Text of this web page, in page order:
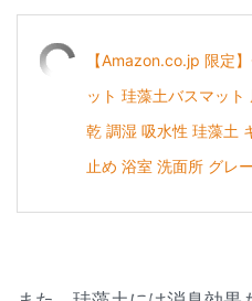
【Amazon.co.jp 限定
ット 珪藻土バスマッ
乾 調湿 吸水性 珪藻土
止め 浴室 洗面所 グレ